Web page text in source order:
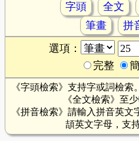
字頭 全文
筆畫
拼
選項：
完整
《字頭檢索》支持字或詞檢索
《全文檢索》至
《拼音檢索》請輸入拼音英
頡英文字母，支